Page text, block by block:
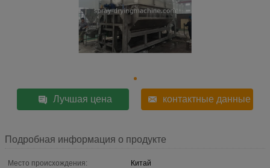
Лучшая цена контактные данные
Подробная информация о продукте
Место происхождения:
Китай